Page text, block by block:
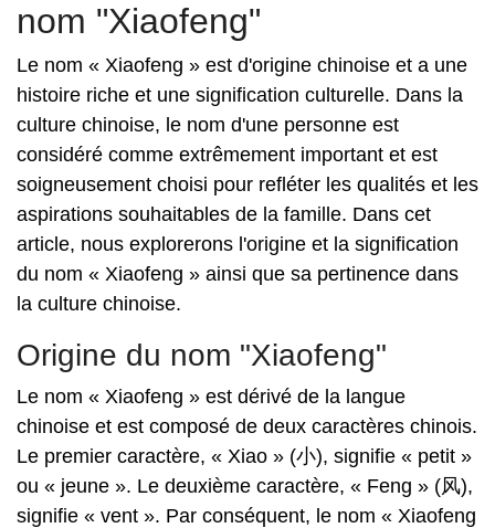
nom "Xiaofeng"
Le nom « Xiaofeng » est d'origine chinoise et a une
histoire riche et une signification culturelle. Dans la
culture chinoise, le nom d'une personne est
considéré comme extrêmement important et est
soigneusement choisi pour refléter les qualités et les
aspirations souhaitables de la famille. Dans cet
article, nous explorerons l'origine et la signification
du nom « Xiaofeng » ainsi que sa pertinence dans
la culture chinoise.
Origine du nom "Xiaofeng"
Le nom « Xiaofeng » est dérivé de la langue
chinoise et est composé de deux caractères chinois.
Le premier caractère, « Xiao » (小), signifie « petit »
ou « jeune ». Le deuxième caractère, « Feng » (风),
signifie « vent ». Par conséquent, le nom « Xiaofeng